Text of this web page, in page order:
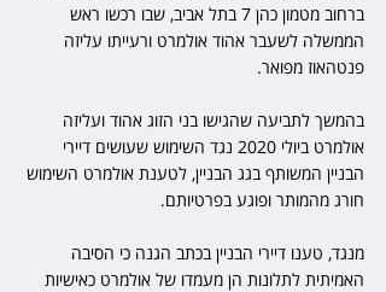
ברחוב מטמון כהן 7 בתל אביב, שבו רכשו ראש
הממשלה לשעבר אהוד אולמרט ורעייתו עליזה
פנטהאוז מפואר.
בהמשך לתביעה שהגישו בני הזוג אהוד ועליזה
אולמרט ביולי 2020 נגד השימוש שעושים דיירי
הבניין המשותף בגג הבניין, לטענת אולמרט השימוש
חורג מהמותר ופוגע בפרטיותם.
מנגד, טענו דיירי הבניין בכתב הגנה כי הסיבה
האמיתית לתלונות הן מעמדו של אולמרט כאישיות